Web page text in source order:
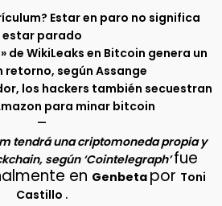
Estar en paro no significa
estar parado
de WikiLeaks en Bitcoin genera un
retorno, según Assange
los hackers también secuestran
para minar bitcoin
–
tendrá una criptomoneda propia y
según ‘Cointelegraph’fue
en Genbeta por Toni
Castillo .